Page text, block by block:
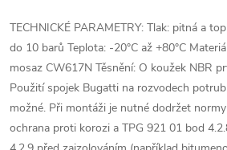
TECHNICKÉ PARAMETRY: Tlak: pitná a
do 10 barů Teplota: -20°C až +80°C
mosaz CW617N Těsnění: O koužek NBR
Použití spojek Bugatti na rozvodech
možné. Při montáži je nutné dodržet
ochrana proti korozi a TPG 921 01 bod